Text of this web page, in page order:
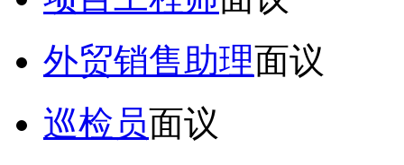
外贸销售助理面议
巡检员面议